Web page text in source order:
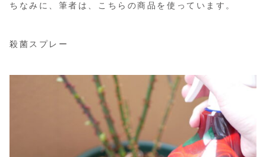
ちなみに、筆者は、こちらの商品を使っています。
殺菌スプレー